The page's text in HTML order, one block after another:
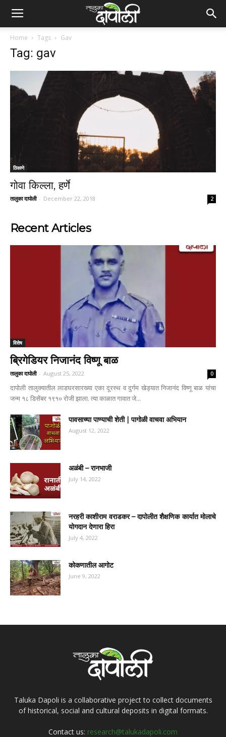
Home Tags Gav
Tag: gav
ठिकाणे
गोवा किल्ला, हर्णे
तालुका दापोली - December 22, 2018 2
Recent Articles
विशेष
ब्रिगेडियर निजानंद विष्णू बाळ
तालुका दापोली - August 25, 2022 0
दापोली तालुक्यातील लाडघरसारख्या एका दूरस्थ व दुर्गम खेड्यात निजानंद विष्णू बाळ यांचा
जन्म १८ डिसेंबर १९१० रोजी झाला. त्या काळात गावात जे...
पावसाच्या पाण्याची शेती | पागोळी वाचवा अभियान
August 12, 2022
अळंबी – रानभाजी
July 14, 2022
नरहरी काशीराम वराडकर – दापोलीत शैक्षणिक कार्यात मोलाचे
योगदान देणारा हिरा
July 4, 2022
कोकणातील आगोट
June 9, 2022
Taluka Dapoli is a collaborative project to collect documents
of historical, social and cultural deposits in digital formats.
Contact us: research@talukadapoli.com